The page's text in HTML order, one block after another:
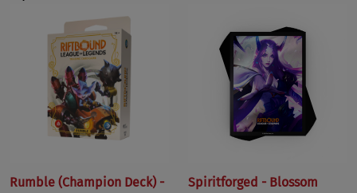
Rumble (Champion Deck) -
Spiritforged - Blossom